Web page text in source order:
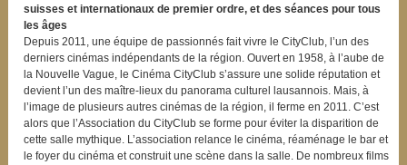
suisses et internationaux de premier ordre, et des séances pour tous
les âges
Depuis 2011, une équipe de passionnés fait vivre le CityClub, l’un des
derniers cinémas indépendants de la région. Ouvert en 1958, à l’aube de
la Nouvelle Vague, le Cinéma CityClub s’assure une solide réputation et
devient l’un des maître-lieux du panorama culturel lausannois. Mais, à
l’image de plusieurs autres cinémas de la région, il ferme en 2011. C’est
alors que l’Association du CityClub se forme pour éviter la disparition de
cette salle mythique. L’association relance le cinéma, réaménage le bar et
le foyer du cinéma et construit une scène dans la salle. De nombreux films